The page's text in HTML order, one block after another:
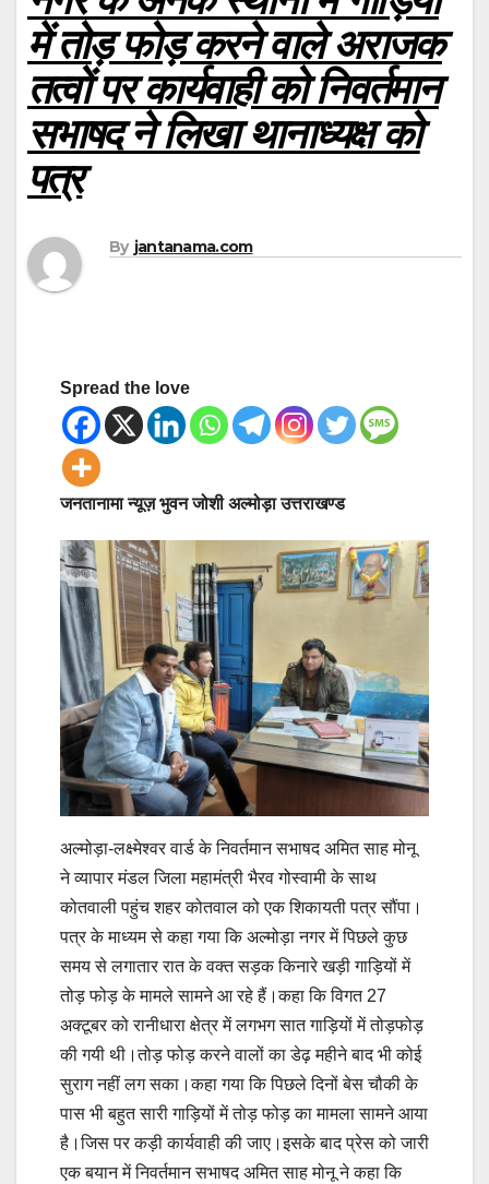
में तोड़ फोड़ करने वाले अराजक
तत्वों पर कार्यवाही को निवर्तमान
सभाषद ने लिखा थानाध्यक्ष को
पत्र
By jantanama.com
Spread the love
जनतानामा न्यूज़ भुवन जोशी अल्मोड़ा उत्तराखण्ड
अल्मोड़ा-लक्ष्मेश्वर वार्ड के निवर्तमान सभाषद अमित साह मोनू
ने व्यापार मंडल जिला महामंत्री भैरव गोस्वामी के साथ
कोतवाली पहुंच शहर कोतवाल को एक शिकायती पत्र सौंपा।
पत्र के माध्यम से कहा गया कि अल्मोड़ा नगर में पिछले कुछ
समय से लगातार रात के वक्त सड़क किनारे खड़ी गाड़ियों में
तोड़ फोड़ के मामले सामने आ रहे हैं।कहा कि विगत 27
अक्टूबर को रानीधारा क्षेत्र में लगभग सात गाड़ियों में तोड़फोड़
की गयी थी।तोड़ फोड़ करने वालों का डेढ़ महीने बाद भी कोई
सुराग नहीं लग सका।कहा गया कि पिछले दिनों बेस चौकी के
पास भी बहुत सारी गाड़ियों में तोड़ फोड़ का मामला सामने आया
है।जिस पर कड़ी कार्यवाही की जाए।इसके बाद प्रेस को जारी
एक बयान में निवर्तमान सभाषद अमित साह मोनू ने कहा कि